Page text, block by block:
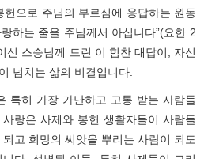
으로 주님의 부르심에 응답하는 원동
하는 줄을 주님께서 아십니다”(요한 2
신 스승님께 드린 이 힘찬 대답이, 자신
넘치는 삶의 비결입니다.
특히 가장 가난하고 고통 받는 사람들
랑은 사제와 봉헌 생활자들이 사람들
고 희망의 씨앗을 뿌리는 사람이 되도